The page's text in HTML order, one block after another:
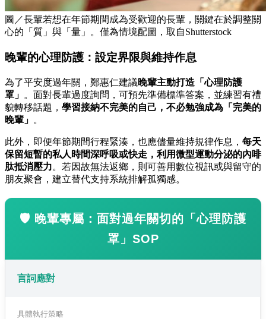
圖／長輩若想在年節期間成為受歡迎的長輩，關鍵在於調整關
心的「質」與「量」。僅為情境配圖，取自Shutterstock
晚輩的心理防護：設定界限與維持作息
為了平安度過年關，鄭惠仁建議晚輩主動打造「心理防護
罩」 。面對長輩過度詢問，可預先準備標準答案，並練習有禮
貌轉移話題， 學習接納不完美的自己，不必勉強成為「完美的
晚輩」 。
此外，即便年節期間行程緊湊，也應儘量維持規律作息， 每天
保留短暫的私人時間深呼吸或快走，利用微型運動分泌的內啡
肽抵消壓力。若因故無法返鄉，則可善用數位視訊或與留守的
朋友聚會，建立替代支持系統排解孤獨感。
🛡️ 晚輩專屬：面對過年關切的「心理防護
罩」SOP
言詞應對
具體執行策略